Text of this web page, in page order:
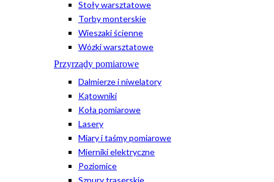
Stoły warsztatowe
Torby monterskie
Wieszaki ścienne
Wózki warsztatowe
Przyrządy pomiarowe
Dalmierze i niwelatory
Kątowniki
Koła pomiarowe
Lasery
Miary i taśmy pomiarowe
Mierniki elektryczne
Poziomice